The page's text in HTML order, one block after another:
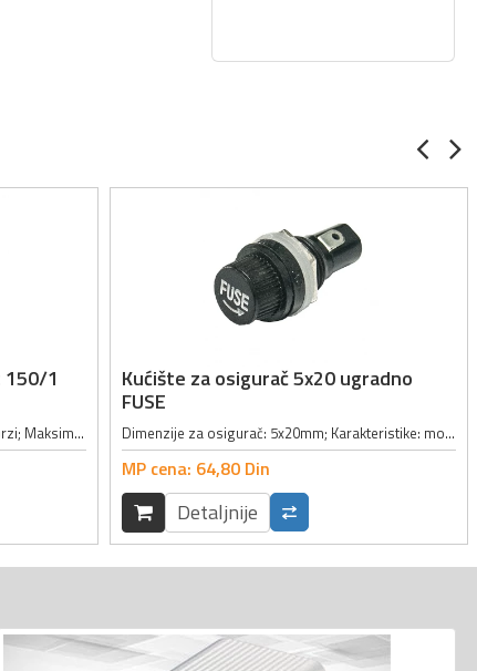
150/1
Set sadrži 150 osigurača; Tip: stakleni brzi; Maksimalne jačine struja: 100mA, 250mA, 315mA, 630mA, 1A, 1.6A, 2A, 2.5A, 3.15A, 4A, 5A, 6.3A, 8A, 10A, 16A; Dimenzije: 5x20mm; Radni napon: 250V; Karakteristike: transparentna staklena...
Kućište za osigurač 5x20 ugradno
FUSE
Dimenzije za osigurač: 5x20mm; Karakteristike: moguće ga je otvoriti rukom; Struja: max 10A
MP cena: 64,80 Din
Detaljnije